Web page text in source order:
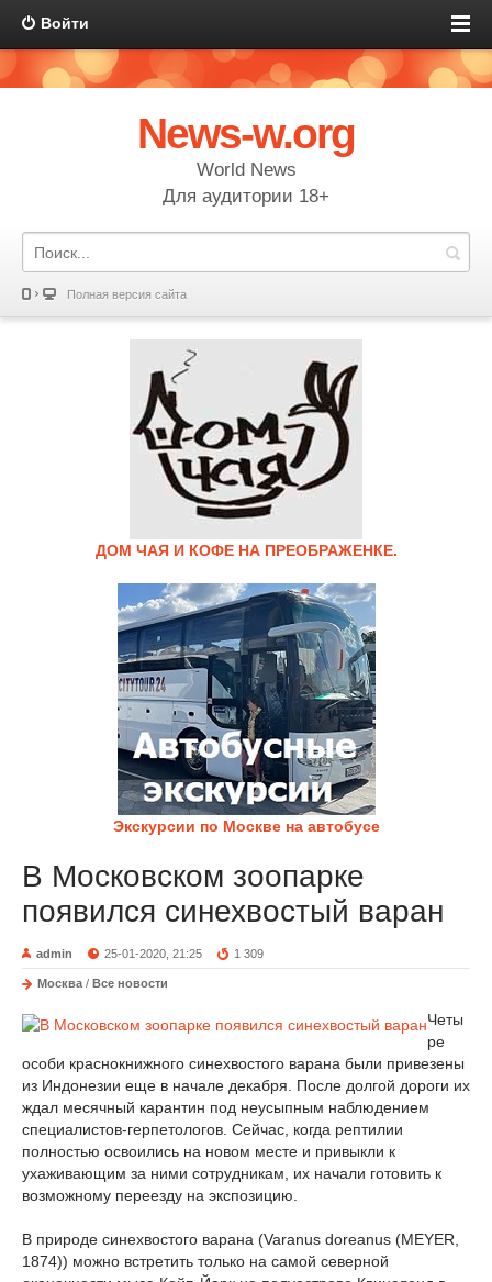
Войти
News-w.org
World News
Для аудитории 18+
Полная версия сайта
ДОМ ЧАЯ И КОФЕ НА ПРЕОБРАЖЕНКЕ.
Экскурсии по Москве на автобусе
В Московском зоопарке
появился синехвостый варан
admin 25-01-2020, 21:25 1 309
Москва / Все новости
Четы
ре
особи краснокнижного синехвостого варана были привезены
из Индонезии еще в начале декабря. После долгой дороги их
ждал месячный карантин под неусыпным наблюдением
специалистов-герпетологов. Сейчас, когда рептилии
полностью освоились на новом месте и привыкли к
ухаживающим за ними сотрудникам, их начали готовить к
возможному переезду на экспозицию.
В природе синехвостого варана (Varanus doreanus (MEYER,
1874)) можно встретить только на самой северной